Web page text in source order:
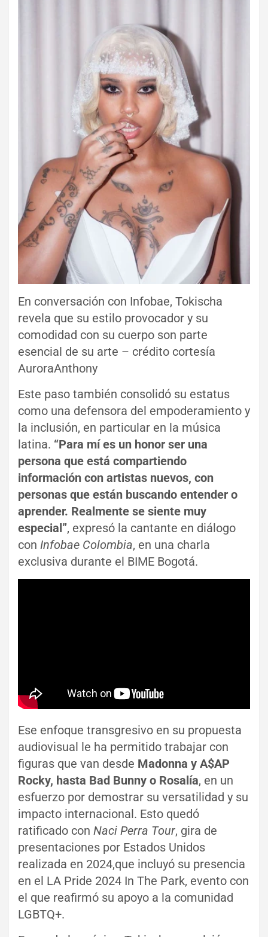
En conversación con Infobae, Tokischa
revela que su estilo provocador y su
comodidad con su cuerpo son parte
esencial de su arte – crédito cortesía
AuroraAnthony
Este paso también consolidó su estatus
como una defensora del empoderamiento y
la inclusión, en particular en la música
latina. “Para mí es un honor ser una
persona que está compartiendo
información con artistas nuevos, con
personas que están buscando entender o
aprender. Realmente se siente muy
especial”, expresó la cantante en diálogo
con Infobae Colombia, en una charla
exclusiva durante el BIME Bogotá.
Ese enfoque transgresivo en su propuesta
audiovisual le ha permitido trabajar con
figuras que van desde Madonna y A$AP
Rocky, hasta Bad Bunny o Rosalía, en un
esfuerzo por demostrar su versatilidad y su
impacto internacional. Esto quedó
ratificado con Naci Perra Tour, gira de
presentaciones por Estados Unidos
realizada en 2024,que incluyó su presencia
en el LA Pride 2024 In The Park, evento con
el que reafirmó su apoyo a la comunidad
LGBTQ+.